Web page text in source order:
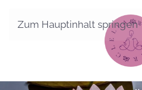
Zum Hauptinhalt springen